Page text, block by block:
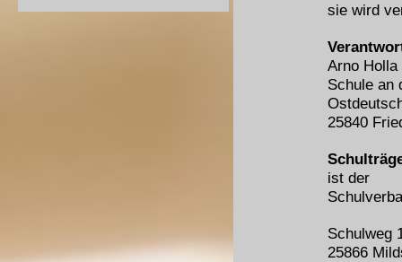
sie wird
Arno Holla
Schule an
25840
ist der
Schulweg
25866